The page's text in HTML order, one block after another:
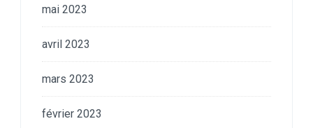
mai 2023
avril 2023
mars 2023
février 2023